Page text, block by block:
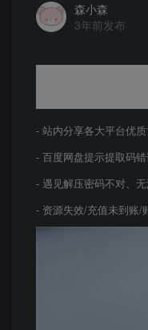
森小森
3年前发布
- 站内分享各大平台优
- 百度网盘提示提取码
- 遇见解压密码不对、
- 资源失效/充值未到账/